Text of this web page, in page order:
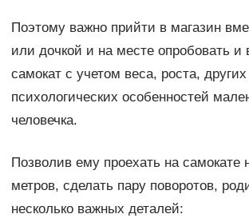
Поэтому важно прийти в магазин
или дочкой и на месте опробовать и
самокат с учетом веса, роста,
психологических особенностей
человечка.
Позволив ему проехать на самокате
метров, сделать пару поворотов,
несколько важных деталей: